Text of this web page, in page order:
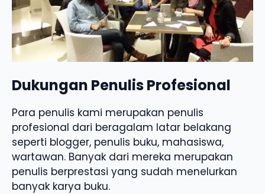
Dukungan Penulis Profesional
Para penulis kami merupakan penulis
profesional dari beragalam latar belakang
seperti blogger, penulis buku, mahasiswa,
wartawan. Banyak dari mereka merupakan
penulis berprestasi yang sudah menelurkan
banyak karya buku.